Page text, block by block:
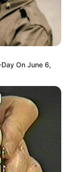
,Indonesia
On June 6,